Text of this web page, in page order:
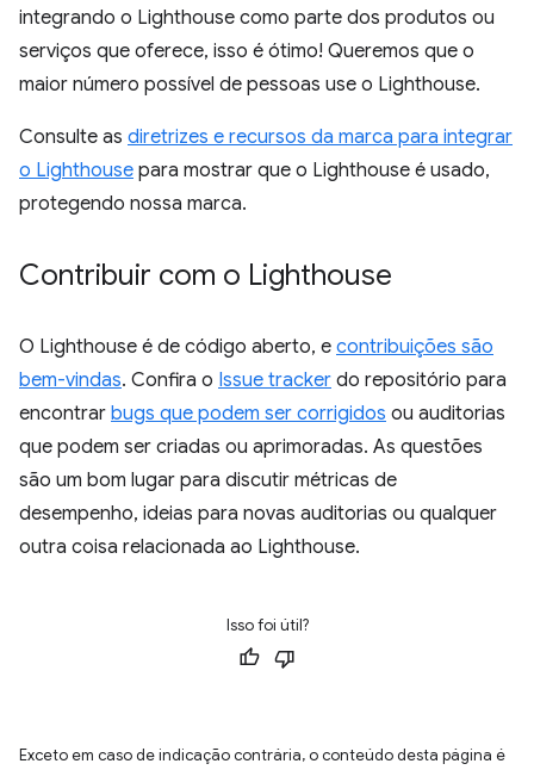
integrando o Lighthouse como parte dos produtos ou
serviços que oferece, isso é ótimo! Queremos que o
maior número possível de pessoas use o Lighthouse.
Consulte as diretrizes e recursos da marca para integrar
o Lighthouse para mostrar que o Lighthouse é usado,
protegendo nossa marca.
Contribuir com o Lighthouse
O Lighthouse é de código aberto, e contribuições são
bem-vindas. Confira o Issue tracker do repositório para
encontrar bugs que podem ser corrigidos ou auditorias
que podem ser criadas ou aprimoradas. As questões
são um bom lugar para discutir métricas de
desempenho, ideias para novas auditorias ou qualquer
outra coisa relacionada ao Lighthouse.
Isso foi útil?
Exceto em caso de indicação contrária, o conteúdo desta página é